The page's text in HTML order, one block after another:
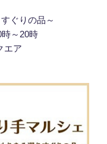
ぐりの品～
～20時
エア